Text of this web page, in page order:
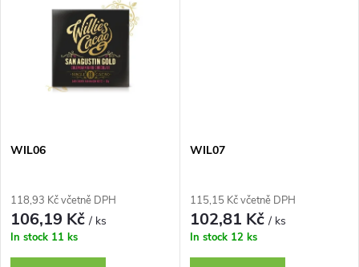
WIL06
118,93 Kč včetně DPH
106,19 Kč/ ks
In stock 11 ks
WIL07
115,15 Kč včetně DPH
102,81 Kč/ ks
In stock 12 ks